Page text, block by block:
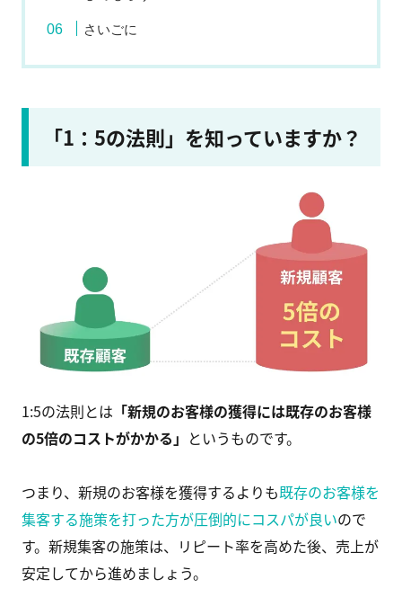
さいごに
「1：5の法則」を知っていますか？
1:5の法則とは 「新規のお客様の獲得には既存のお客様
の5倍のコストがかかる」 というものです。
つまり、新規のお客様を獲得するよりも既存のお客様を
集客する施策を打った方が圧倒的にコスパが良いので
す。新規集客の施策は、リピート率を高めた後、売上が
安定してから進めましょう。